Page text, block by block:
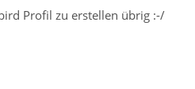
Profil zu erstellen übrig :-/